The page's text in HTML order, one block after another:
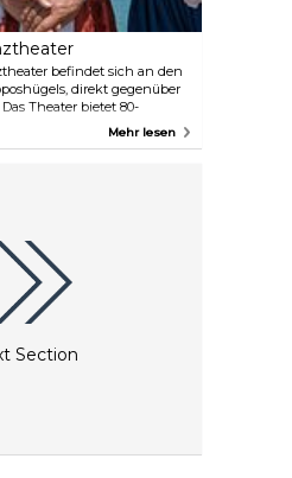
befindet sich an den
direkt gegenüber
Theater bietet 80-
von Tänzen aus vielen
den Inseln. Für ein
Mehr lesen
Section